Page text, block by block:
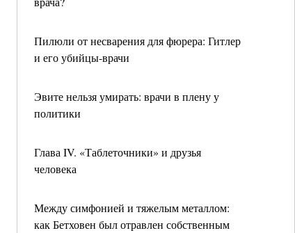
Пилюли от несварения для фюрера: Гитлер
и его убийцы-врачи
Эвите нельзя умирать: врачи в плену у
политики
Глава IV. «Таблеточники» и друзья
человека
Между симфонией и тяжелым металлом:
как Бетховен был отравлен собственным